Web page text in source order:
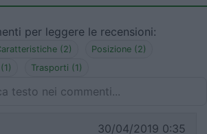
per leggere le recensioni:
(2)
Posizione (2)
Trasporti (1)
30/04/2019 0:35